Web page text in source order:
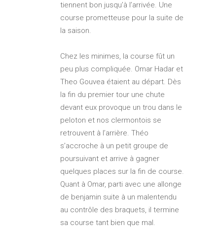
tiennent bon jusqu’à l’arrivée. Une
course prometteuse pour la suite de
la saison.
Chez les minimes, la course fût un
peu plus compliquée. Omar Hadar et
Theo Gouvea étaient au départ. Dès
la fin du premier tour une chute
devant eux provoque un trou dans le
peloton et nos clermontois se
retrouvent à l’arrière. Théo
s’accroche à un petit groupe de
poursuivant et arrive à gagner
quelques places sur la fin de course.
Quant à Omar, parti avec une allonge
de benjamin suite à un malentendu
au contrôle des braquets, il termine
sa course tant bien que mal.